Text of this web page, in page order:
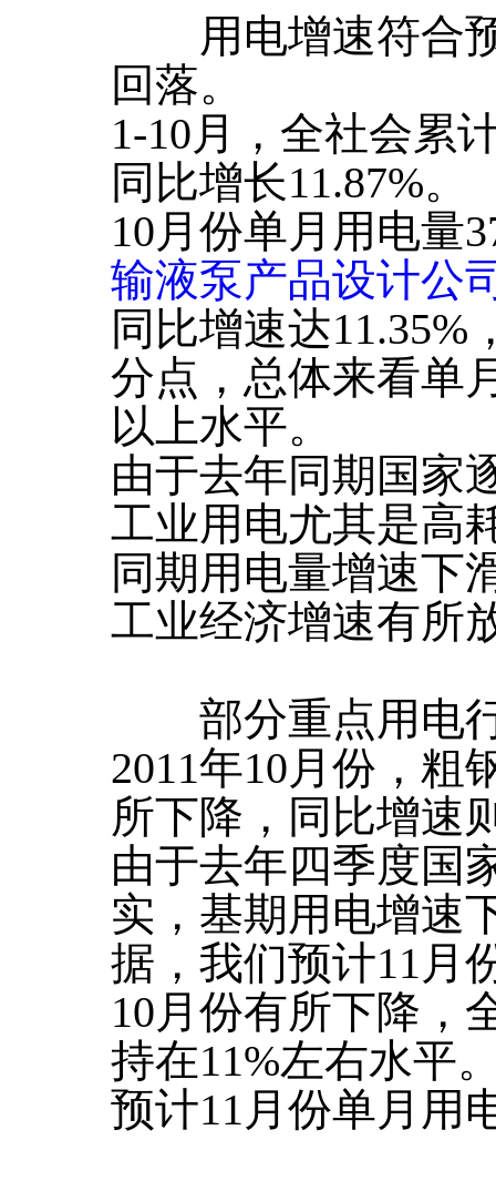
用电增速符合预
回落。
1-10月，全社会累
同比增长11.87%。
10月份单月用电量
输液泵产品设计公
同比增速达11.35%
分点，总体来看单
以上水平。
由于去年同期国家
工业用电尤其是高
同期用电量增速下
工业经济增速有所
部分重点用电行
2011年10月份，粗
所下降，同比增速
由于去年四季度国
实，基期用电增速
据，我们预计11月
10月份有所下降，
持在11%左右水平
预计11月份单月用